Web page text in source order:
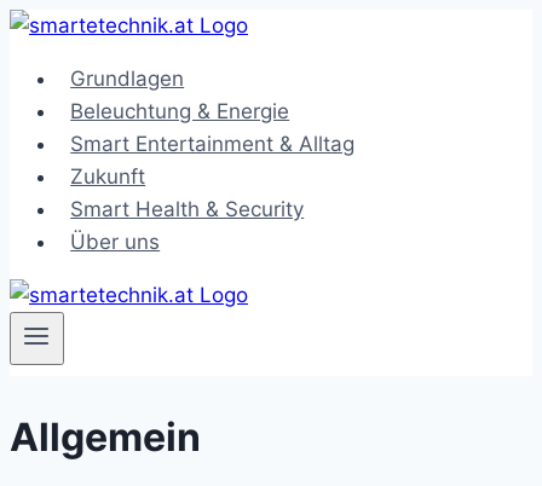
Zum
springenGrundlagen
Beleuchtung & Energie
Smart Entertainment & Alltag
Zukunft
Smart Health & Security
Über uns
Allgemein